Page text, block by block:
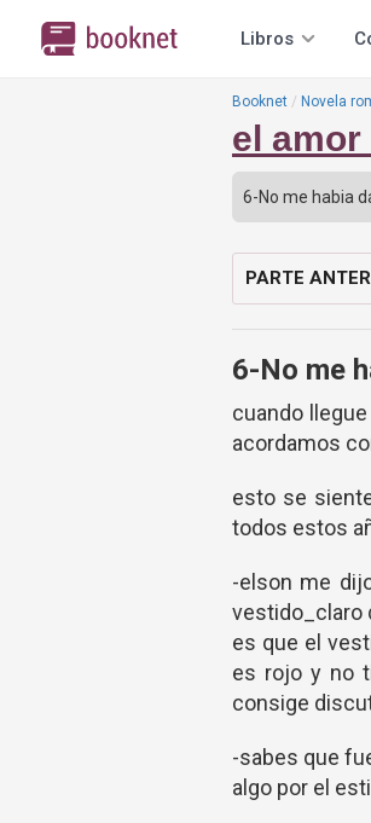
Libros
Booknet Novela
el
PARTE
6-No me
cuando
acordamos
esto se
todos estos
-elson me
vestido_claro
es que el
es rojo y no
consige
-sabes que
algo por el